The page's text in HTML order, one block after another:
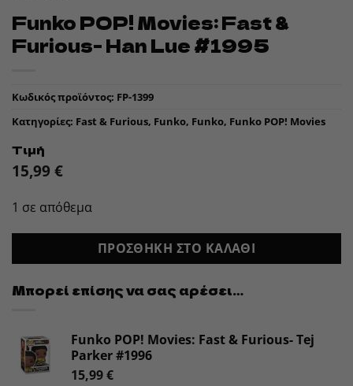
Funko POP! Movies: Fast &
Furious- Han Lue #1995
Κωδικός προϊόντος: FP-1399
Κατηγορίες: Fast & Furious, Funko, Funko, Funko POP! Movies
Τιμή
15,99 €
1 σε απόθεμα
ΠΡΟΣΘΉΚΗ ΣΤΟ ΚΑΛΆΘΙ
Μπορεί επίσης να σας αρέσει…
Funko POP! Movies: Fast & Furious- Tej
Parker #1996
15,99€